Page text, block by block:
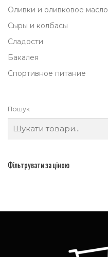
Оливки и оливковое масло
Сыры и колбасы
Сладости
Бакалея
Спортивное питание
Пошук
Фільтрувати за ціною